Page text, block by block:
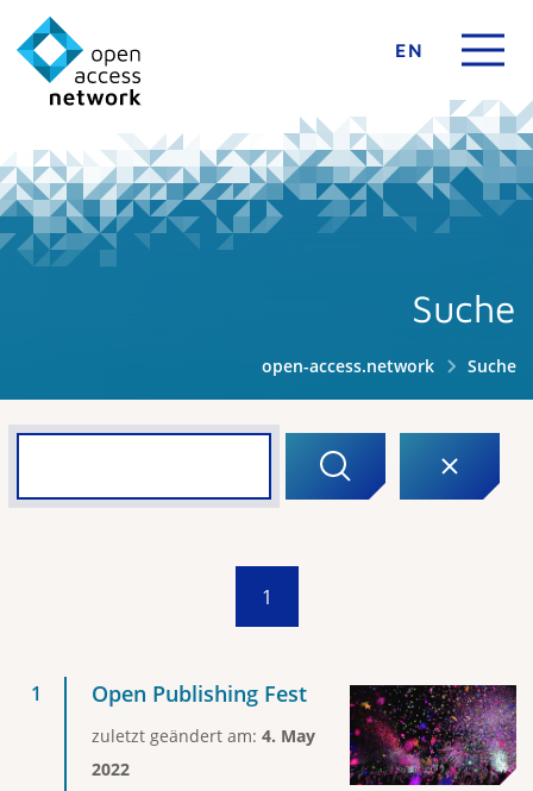
EN
Suche
open-access.network Suche
1
Open Publishing Fest
zuletzt geändert am: 4. May
2022